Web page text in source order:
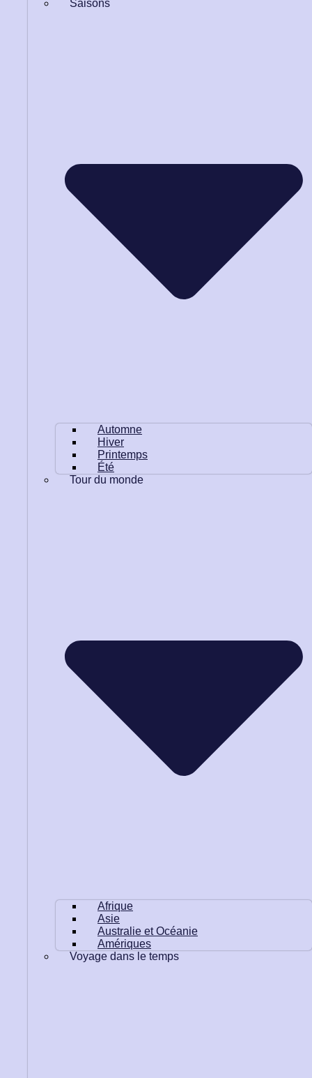
Saisons
Automne
Hiver
Printemps
Été
Tour du monde
Afrique
Asie
Australie et Océanie
Amériques
Voyage dans le temps